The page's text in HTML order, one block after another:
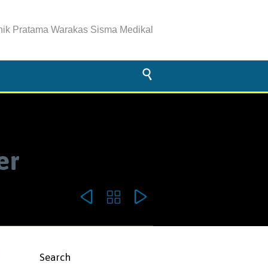
Pratama Warakas Sisma Medikal

  
Search